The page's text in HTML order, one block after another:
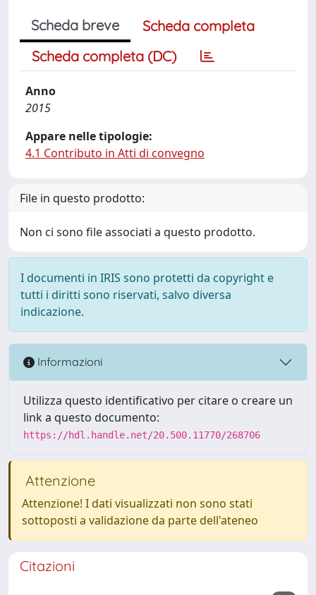
Scheda breve
Scheda completa
Scheda completa (DC)
Anno
2015
Appare nelle tipologie:
4.1 Contributo in Atti di convegno
File in questo prodotto:
Non ci sono file associati a questo prodotto.
I documenti in IRIS sono protetti da copyright e
tutti i diritti sono riservati, salvo diversa
indicazione.
Informazioni
Utilizza questo identificativo per citare o creare un
link a questo documento:
https://hdl.handle.net/20.500.11770/268706
Attenzione
Attenzione! I dati visualizzati non sono stati
sottoposti a validazione da parte dell'ateneo
Citazioni